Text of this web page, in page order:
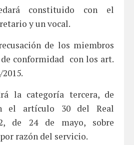
constituido con el
y un vocal.
de los miembros
conformidad con los art.
la categoría tercera, de
el artículo 30 del Real
de 24 de mayo, sobre
razón del servicio.